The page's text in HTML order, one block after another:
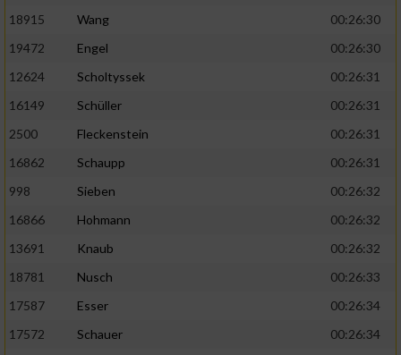
18915
Wang
00:26:30
19472
Engel
00:26:30
12624
Scholtyssek
00:26:31
16149
Schüller
00:26:31
2500
Fleckenstein
00:26:31
16862
Schaupp
00:26:31
998
Sieben
00:26:32
16866
Hohmann
00:26:32
13691
Knaub
00:26:32
18781
Nusch
00:26:33
17587
Esser
00:26:34
17572
Schauer 00:26:34